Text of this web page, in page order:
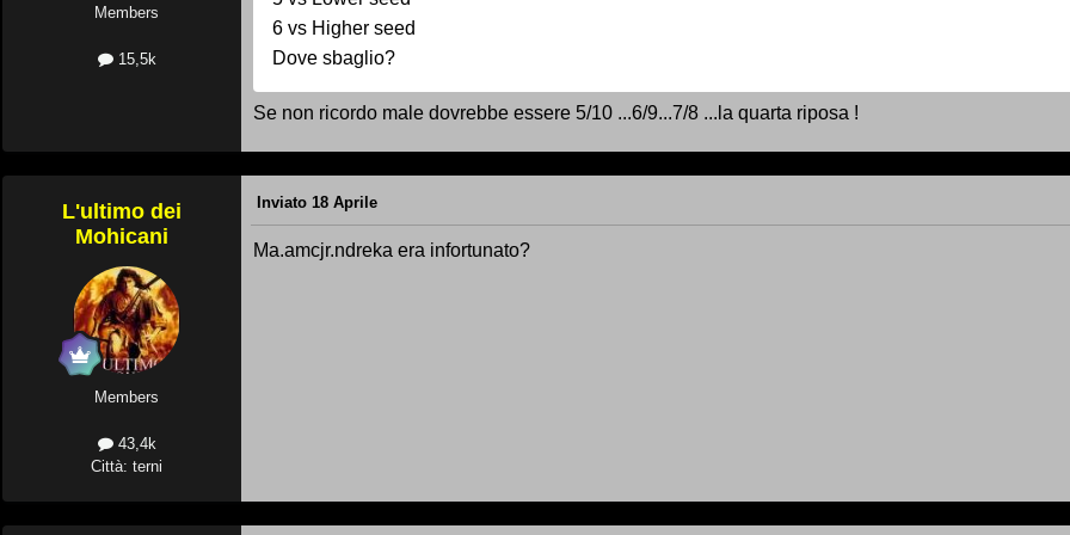
Members
15,5k
6 vs Higher seed
Dove sbaglio?
Se non ricordo male dovrebbe essere 5/10 ...6/9...7/8 ...la quarta riposa !
L'ultimo dei
Mohicani
Members
43,4k
Città: terni
Inviato 18 Aprile
Ma.amcjr.ndreka era infortunato?